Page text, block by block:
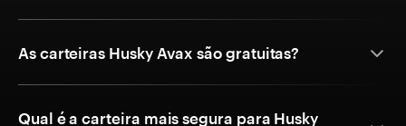
As carteiras Husky Avax são gratuitas?
Qual é a carteira mais segura para Husky